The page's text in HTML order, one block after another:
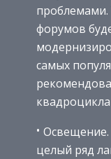
проблемами.
форумов
самых
Освещение.
целый ряд